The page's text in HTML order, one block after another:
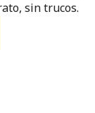
sin trucos.